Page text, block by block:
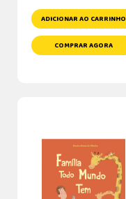
ADICIONAR AO CARRINHO
COMPRAR AGORA